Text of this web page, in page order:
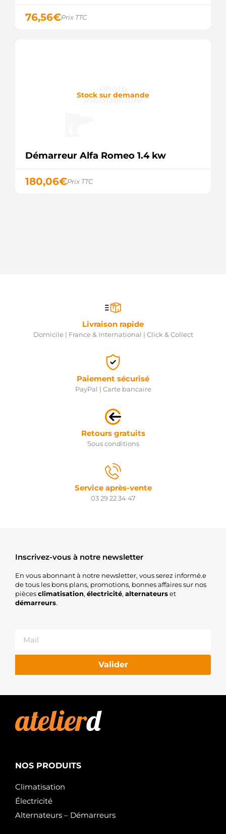
76,56€Prix TTC
Stock sur demande
Démarreur Alfa Romeo 1.4 kw
180,06€Prix TTC
Livraison rapide
Domicile | France & International | Click & Collect
Paiement sécurisé
PayPal | Carte bancaire
Retours gratuits
Sous conditions
Service après-vente
03 29 22 34 47
Inscrivez-vous à notre newsletter
En vous abonnant à notre newsletter, vous serez informé.e
de tous les bons plans, promotions, bonnes affaires sur nos
piècesclimatisation, électricité, alternateurset
démarreurs.
Valider
NOS PRODUITS
Climatisation
Électricité
Alternateurs – Démarreurs